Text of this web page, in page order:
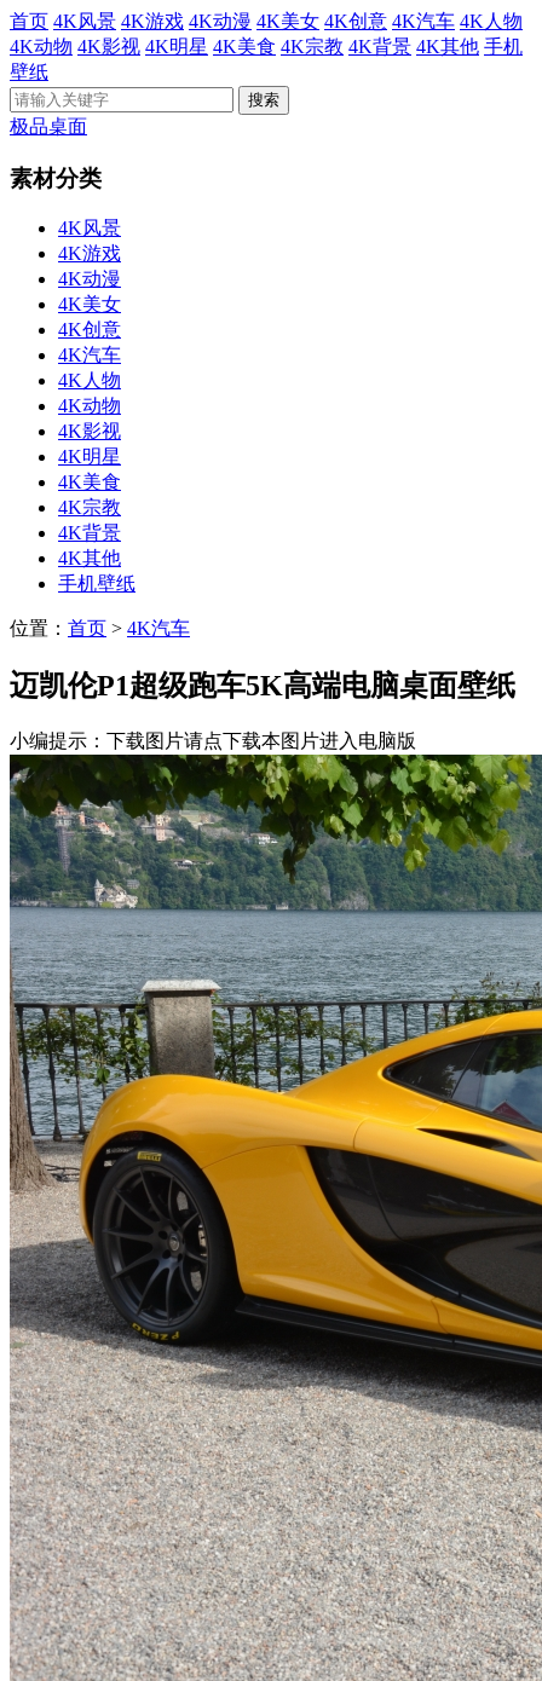
首页 4K风景 4K游戏 4K动漫 4K美女 4K创意 4K汽车 4K人物
4K动物 4K影视 4K明星 4K美食 4K宗教 4K背景 4K其他 手机
壁纸
极品桌面
素材分类
4K风景
4K游戏
4K动漫
4K美女
4K创意
4K汽车
4K人物
4K动物
4K影视
4K明星
4K美食
4K宗教
4K背景
4K其他
手机壁纸
位置： 首页 > 4K汽车
迈凯伦P1超级跑车5K高端电脑桌面壁纸
小编提示：下载图片请点下载本图片进入电脑版